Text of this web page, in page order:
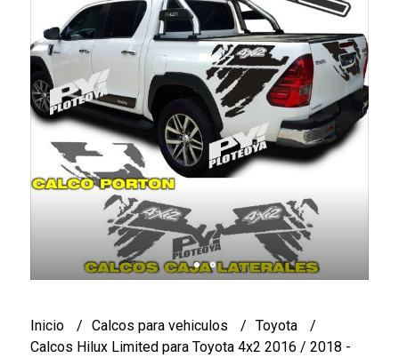
Inicio Calcos para vehiculos
Toyota
Calcos Hilux Limited para Toyota 4x2 2016 / 2018 -